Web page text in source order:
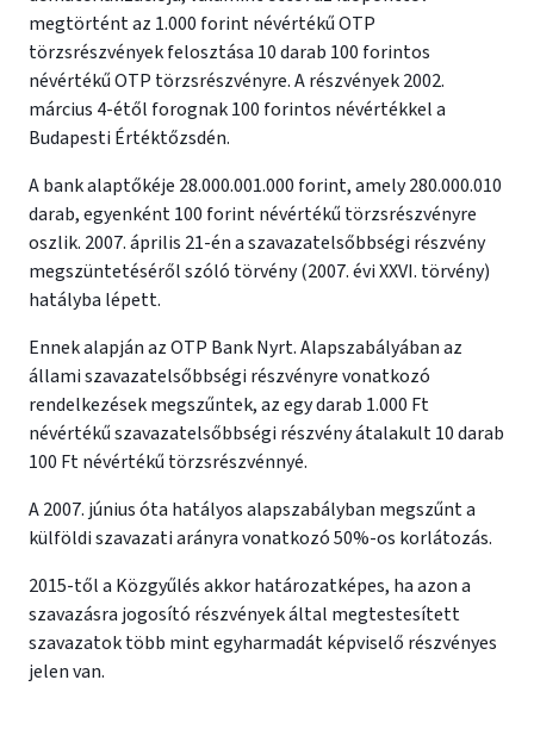
megtörtént az 1.000 forint névértékű OTP
törzsrészvények felosztása 10 darab 100 forintos
névértékű OTP törzsrészvényre. A részvények 2002.
március 4-étől forognak 100 forintos névértékkel a
Budapesti Értéktőzsdén.
A bank alaptőkéje 28.000.001.000 forint, amely 280.000.010
darab, egyenként 100 forint névértékű törzsrészvényre
oszlik. 2007. április 21-én a szavazatelsőbbségi részvény
megszüntetéséről szóló törvény (2007. évi XXVI. törvény)
hatályba lépett.
Ennek alapján az OTP Bank Nyrt. Alapszabályában az
állami szavazatelsőbbségi részvényre vonatkozó
rendelkezések megszűntek, az egy darab 1.000 Ft
névértékű szavazatelsőbbségi részvény átalakult 10 darab
100 Ft névértékű törzsrészvénnyé.
A 2007. június óta hatályos alapszabályban megszűnt a
külföldi szavazati arányra vonatkozó 50%-os korlátozás.
2015-től a Közgyűlés akkor határozatképes, ha azon a
szavazásra jogosító részvények által megtestesített
szavazatok több mint egyharmadát képviselő részvényes
jelen van.